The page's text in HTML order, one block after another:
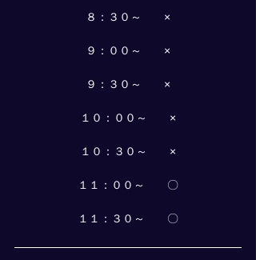
８：３０～　　×
９：００～　　×
９：３０～　　×
１０：００～　　×
１０：３０～　　×
１１：００～　　〇
１１：３０～　　〇